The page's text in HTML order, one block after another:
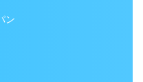
ン